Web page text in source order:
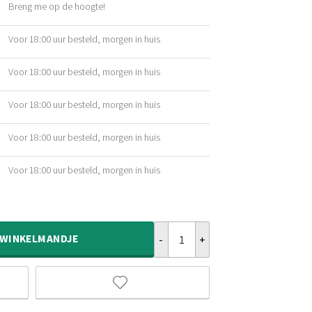
Breng me op de hoogte!
Voor 18:00 uur besteld, morgen in huis
Voor 18:00 uur besteld, morgen in huis
Voor 18:00 uur besteld, morgen in huis
Voor 18:00 uur besteld, morgen in huis
Voor 18:00 uur besteld, morgen in huis
WINKELMANDJE